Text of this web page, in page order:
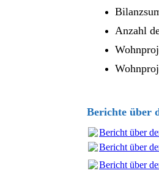
Anzahl
Berichte über
Bericht über
Bericht über
Bericht über